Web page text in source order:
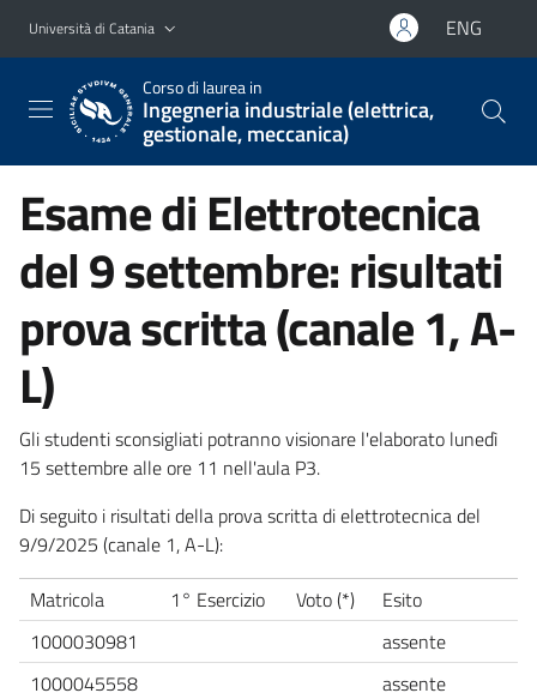
Vai al contenuto principale
Vai al menu di navigazione
Università di Catania ENG
Corso di laurea in
Ingegneria industriale (elettrica,
gestionale, meccanica)
Esame di Elettrotecnica
del 9 settembre: risultati
prova scritta (canale 1, A-
L)
Gli studenti sconsigliati potranno visionare l'elaborato lunedì
15 settembre alle ore 11 nell'aula P3.
Di seguito i risultati della prova scritta di elettrotecnica del
9/9/2025 (canale 1, A-L):
Matricola
1° Esercizio Voto (*)
Esito
1000030981
assente
1000045558
assente